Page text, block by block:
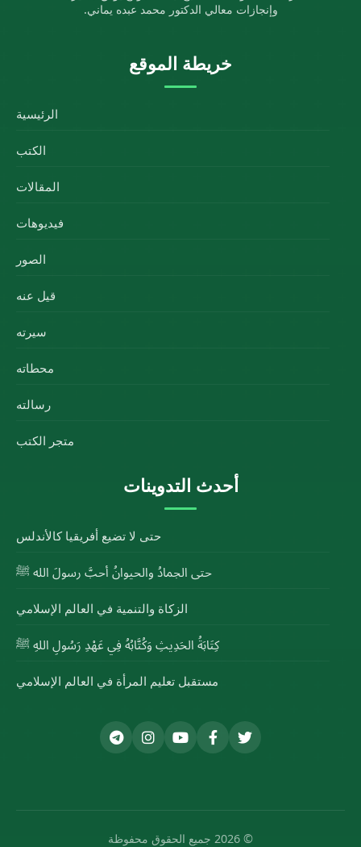
وإنجازات معالي الدكتور محمد عبده يماني.
خريطة الموقع
الرئيسية
الكتب
المقالات
فيديوهات
الصور
قيل عنه
سيرته
محطاته
رسالته
متجر الكتب
أحدث التدوينات
حتى لا تضيع أفريقيا كالأندلس
حتى الجمادُ والحيوانُ أحبَّ رسولَ الله ﷺ
الزكاة والتنمية في العالم الإسلامي
كِتَابَةُ الحَدِيثِ وَكُتَّابُهُ فِي عَهْدِ رَسُولِ اللهِ ﷺ
مستقبل تعليم المرأة في العالم الإسلامي
© 2026 جميع الحقوق محفوظة